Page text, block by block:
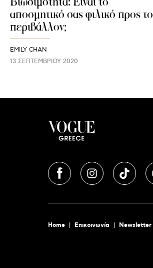
αποσμητικό σας φιλικό προς το
περιβάλλον;
EMILY CHAN
13 ΣΕΠΤΕΜΒΡΊΟΥ 2020
Home Επικοινωνία Newsletter